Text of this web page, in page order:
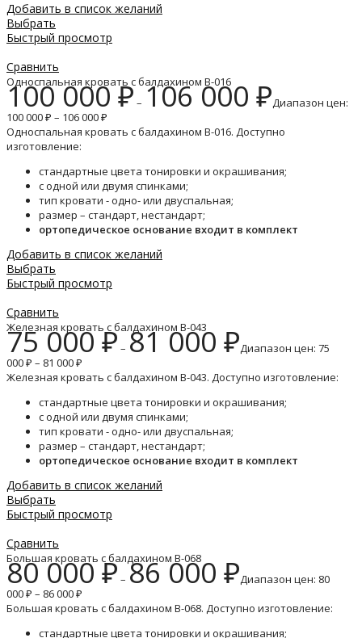
Добавить в список желаний
Выбрать
Быстрый просмотр
Сравнить
Односпальная кровать с балдахином B-016
100 000₽– 106 000 ₽Диапазон цен:
100 000 ₽ – 106 000 ₽
Односпальная кровать с балдахином B-016. Доступно
изготовление:
стандартные цвета тонировки и окрашивания;
с одной или двумя спинками;
тип кровати - одно- или двуспальная;
размер – стандарт, нестандарт;
ортопедическое основание входит в комплект
Добавить в список желаний
Выбрать
Быстрый просмотр
Сравнить
Железная кровать с балдахином B-043
75 000₽– 81 000 ₽Диапазон цен: 75
000 ₽ – 81 000 ₽
Железная кровать с балдахином B-043. Доступно изготовление:
стандартные цвета тонировки и окрашивания;
с одной или двумя спинками;
тип кровати - одно- или двуспальная;
размер – стандарт, нестандарт;
ортопедическое основание входит в комплект
Добавить в список желаний
Выбрать
Быстрый просмотр
Сравнить
Большая кровать с балдахином B-068
80 000₽– 86 000 ₽Диапазон цен: 80
000 ₽ – 86 000 ₽
Большая кровать с балдахином B-068. Доступно изготовление:
стандартные цвета тонировки и окрашивания;